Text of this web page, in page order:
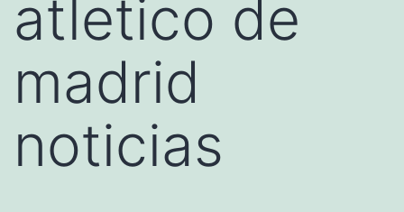
atletico de
madrid
noticias